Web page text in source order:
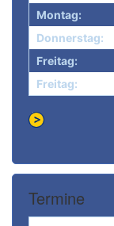
Montag:
Donnerstag:
Freitag:
Freitag:
Termine